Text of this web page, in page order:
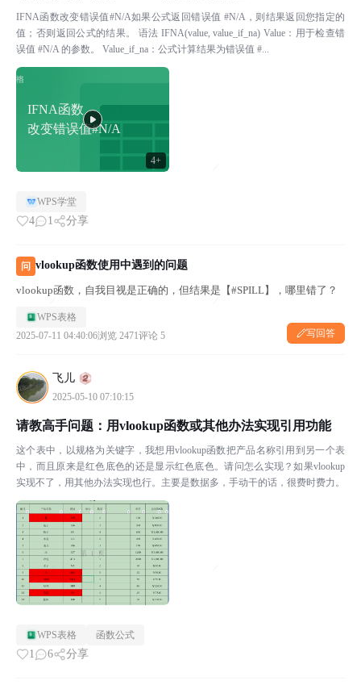
IFNA函数
改变错误值#N/A
4+
IFNA函数改变错误值#N/A如果公式返回错误值 #N/A，则结果返回您指定的
值；否则返回公式的结果。 语法 IFNA(value, value_if_na) Value：用于检查错
误值 #N/A 的参数。 Value_if_na：公式计算结果为错误值 #...
WPS学堂
4 1 分享
问 vlookup函数使用中遇到的问题
vlookup函数，自我目视是正确的，但结果是【#SPILL】，哪里错了？
WPS表格
2025-07-11 04:40:06浏览 2471评论 5 写回答
飞儿
2025-05-10 07:10:15
请教高手问题：用vlookup函数或其他办法实现引用功能
这个表中，以规格为关键字，我想用vlookup函数把产品名称引用到另一个表
中，而且原来是红色底色的还是显示红色底色。请问怎么实现？如果vlookup
实现不了，用其他办法实现也行。主要是数据多，手动干的话，很费时费力。
WPS表格 函数公式
1 6 分享